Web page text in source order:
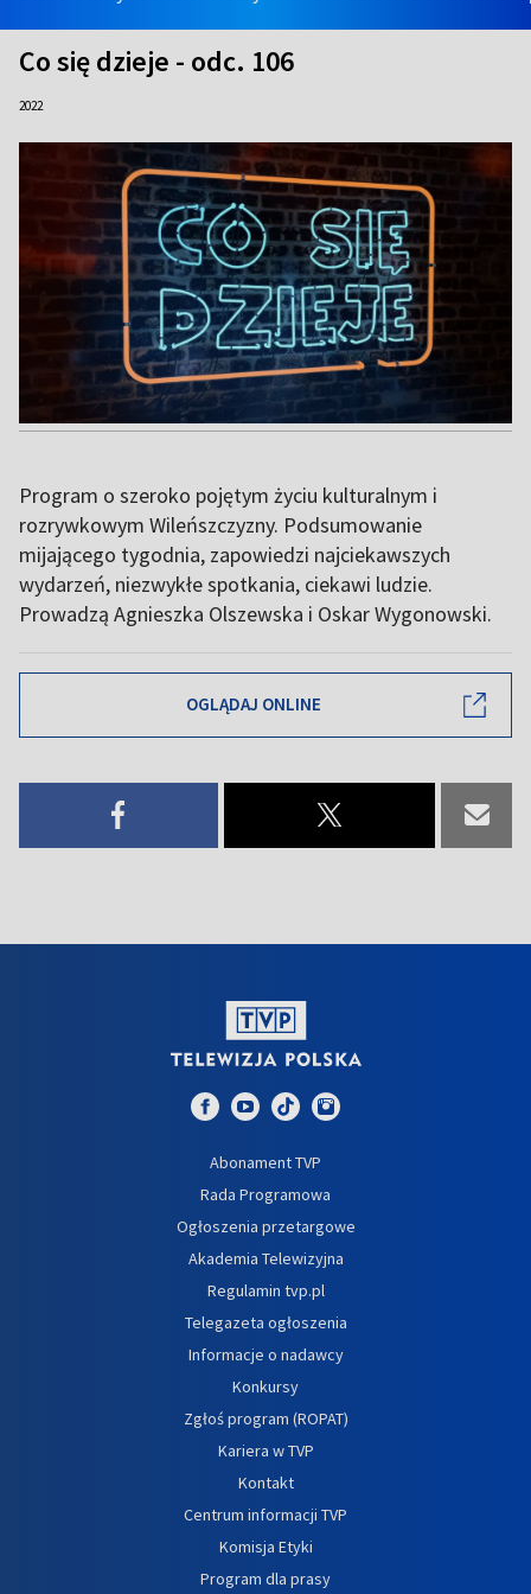
Co się dzieje - odc. 106
2022
Program o szeroko pojętym życiu kulturalnym i
rozrywkowym Wileńszczyzny. Podsumowanie
mijającego tygodnia, zapowiedzi najciekawszych
wydarzeń, niezwykłe spotkania, ciekawi ludzie.
Prowadzą Agnieszka Olszewska i Oskar Wygonowski.
OGLĄDAJ ONLINE
Abonament TVP
Rada Programowa
Ogłoszenia przetargowe
Akademia Telewizyjna
Regulamin tvp.pl
Telegazeta ogłoszenia
Informacje o nadawcy
Konkursy
Zgłoś program (ROPAT)
Kariera w TVP
Kontakt
Centrum informacji TVP
Komisja Etyki
Program dla prasy